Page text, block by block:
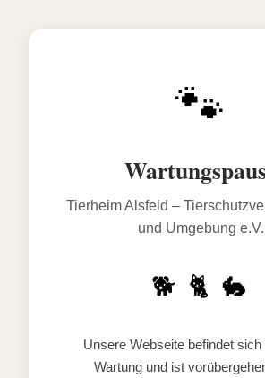
🐾
Tierheim Alsfeld –
und Umgebung e.V.
🐕 🐈 🐇
Unsere Webseite befindet sich
Wartung und ist